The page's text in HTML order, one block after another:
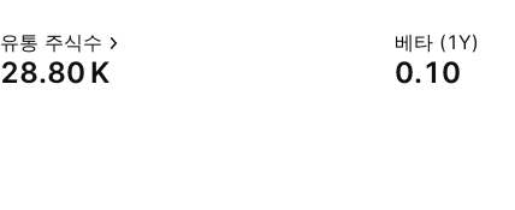
유통 주식수
‪28.80 K‬
베타 (1Y)
0.10